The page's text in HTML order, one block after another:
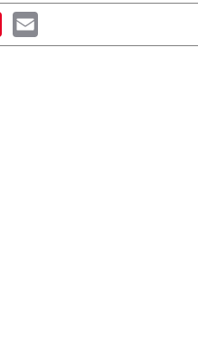
PinterestEmail